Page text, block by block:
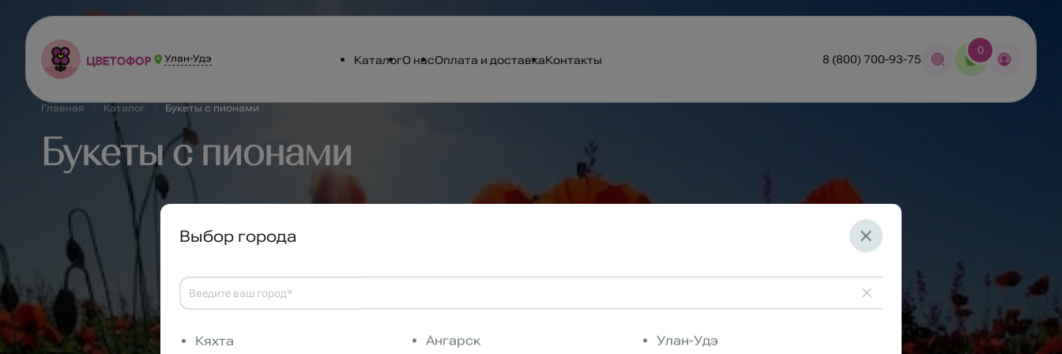
Улан-Удэ КаталогО насОплата и доставкаКонтакты 8 (800) 700-93-75
0
Главная Каталог Букеты с пионами
Букеты с пионами
Выбор города
Кяхта Ангарск Улан-Удэ